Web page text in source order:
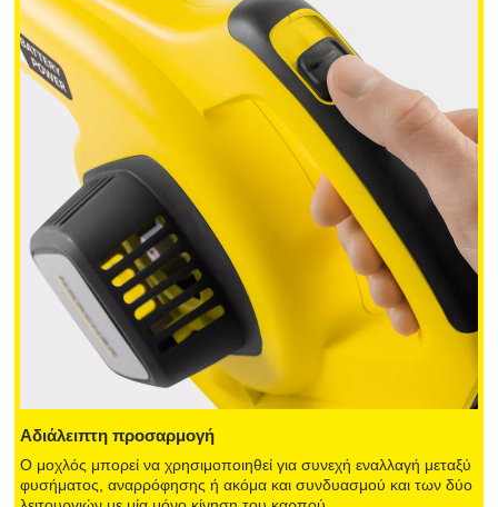
Αδιάλειπτη προσαρμογή
Ο μοχλός μπορεί να χρησιμοποιηθεί για συνεχή εναλλαγή μεταξύ
φυσήματος, αναρρόφησης ή ακόμα και συνδυασμού και των δύο